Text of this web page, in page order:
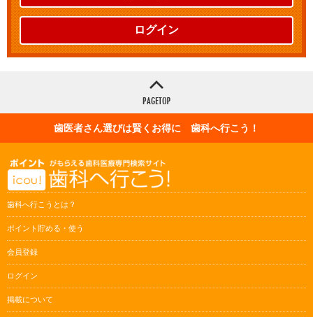
ログイン
歯医者さん選びは賢くお得に 歯科へ行こう！
歯科へ行こうとは？
ポイント貯める・使う
会員登録
ログイン
掲載について